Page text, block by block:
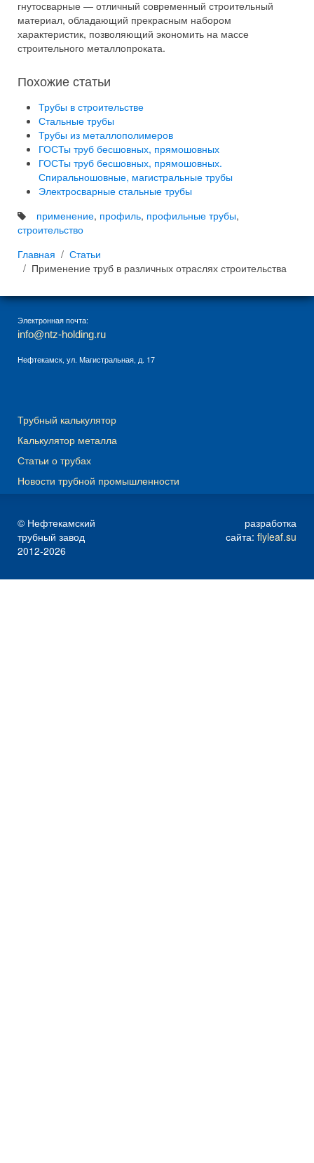
гнутосварные — отличный современный строительный
материал, обладающий прекрасным набором
характеристик, позволяющий экономить на массе
строительного металлопроката.
Похожие статьи
Трубы в строительстве
Стальные трубы
Трубы из металлополимеров
ГОСТы труб бесшовных, прямошовных
ГОСТы труб бесшовных, прямошовных.
Спиральношовные, магистральные трубы
Электросварные стальные трубы
применение, профиль, профильные трубы,
строительство
Главная
Статьи
Применение труб в различных отраслях строительства
Электронная почта:
info@ntz-holding.ru
Нефтекамск, ул. Магистральная, д. 17
Трубный калькулятор
Калькулятор металла
Статьи о трубах
Новости трубной промышленности
© Нефтекамский
трубный завод
2012-2026
разработка
сайта: flyleaf.su